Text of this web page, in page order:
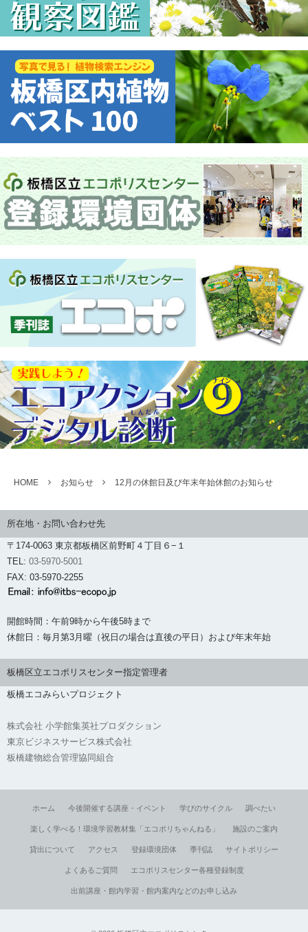
HOME お知らせ 12月の休館日及び年末年始休館のお知らせ
所在地・お問い合わせ先
〒174-0063 東京都板橋区前野町４丁目６−１
TEL: 03-5970-5001
FAX: 03-5970-2255
開館時間：午前9時から午後5時まで
休館日：毎月第3月曜（祝日の場合は直後の平日）および年末年始
板橋区立エコポリスセンター指定管理者
板橋エコみらいプロジェクト
株式会社 小学館集英社プロダクション
東京ビジネスサービス株式会社
板橋建物総合管理協同組合
ホーム 今後開催する講座・イベント 学びのサイクル 調べたい
楽しく学べる！環境学習教材集「エコポリちゃんねる」 施設のご案内
貸出について アクセス 登録環境団体 季刊誌 サイトポリシー
よくあるご質問 エコポリスセンター各種登録制度
出前講座・館内学習・館内案内などのお申し込み